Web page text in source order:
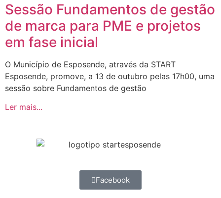
Sessão Fundamentos de gestão
de marca para PME e projetos
em fase inicial
O Município de Esposende, através da START
Esposende, promove, a 13 de outubro pelas 17h00, uma
sessão sobre Fundamentos de gestão
Ler mais...
Facebook